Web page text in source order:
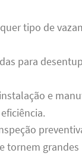
tipo de
para
e
tornem grandes